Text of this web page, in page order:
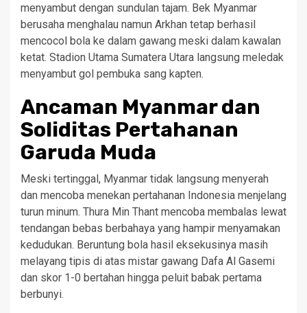
menyambut dengan sundulan tajam. Bek Myanmar
berusaha menghalau namun Arkhan tetap berhasil
mencocol bola ke dalam gawang meski dalam kawalan
ketat. Stadion Utama Sumatera Utara langsung meledak
menyambut gol pembuka sang kapten.
Ancaman Myanmar dan
Soliditas Pertahanan
Garuda Muda
Meski tertinggal, Myanmar tidak langsung menyerah
dan mencoba menekan pertahanan Indonesia menjelang
turun minum. Thura Min Thant mencoba membalas lewat
tendangan bebas berbahaya yang hampir menyamakan
kedudukan. Beruntung bola hasil eksekusinya masih
melayang tipis di atas mistar gawang Dafa Al Gasemi
dan skor 1-0 bertahan hingga peluit babak pertama
berbunyi.